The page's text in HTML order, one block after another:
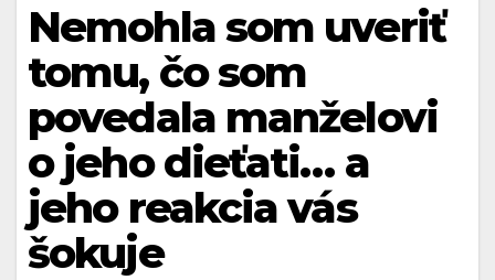
Nemohla som uveriť
tomu, čo som
povedala manželovi
o jeho dieťati… a
jeho reakcia vás
šokuje